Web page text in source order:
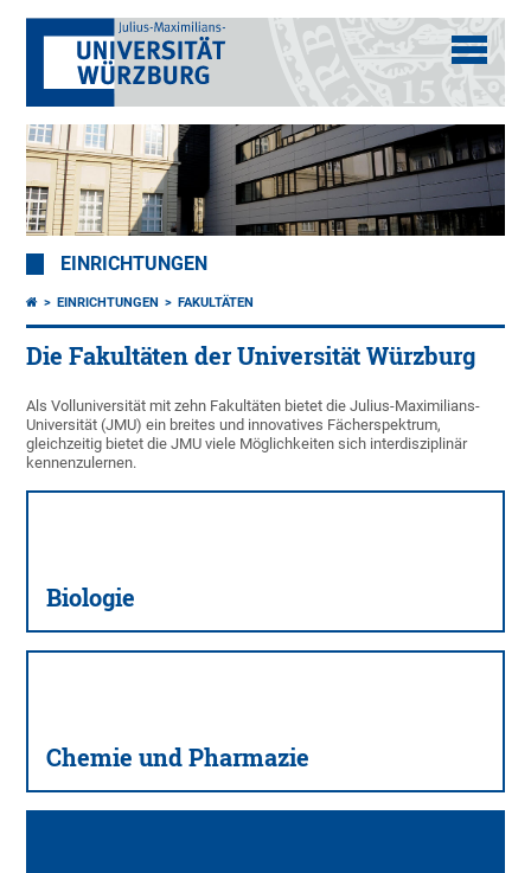
EINRICHTUNGEN
EINRICHTUNGEN FAKULTÄTEN
Die Fakultäten der Universität Würzburg
Als Volluniversität mit zehn Fakultäten bietet die Julius-Maximilians-
Universität (JMU) ein breites und innovatives Fächerspektrum,
gleichzeitig bietet die JMU viele Möglichkeiten sich interdisziplinär
kennenzulernen.
Biologie
Chemie und Pharmazie